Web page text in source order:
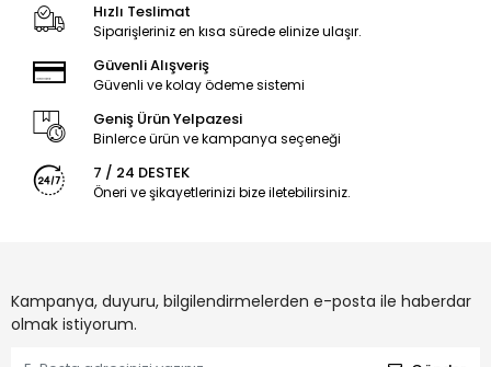
Hızlı Teslimat
Siparişleriniz en kısa sürede elinize ulaşır.
Güvenli Alışveriş
Güvenli ve kolay ödeme sistemi
Geniş Ürün Yelpazesi
Binlerce ürün ve kampanya seçeneği
7 / 24 DESTEK
Öneri ve şikayetlerinizi bize iletebilirsiniz.
Kampanya, duyuru, bilgilendirmelerden e-posta ile haberdar
olmak istiyorum.